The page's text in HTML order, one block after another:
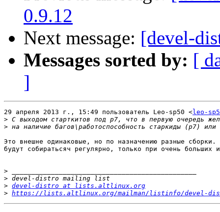
0.9.12
Next message: [devel-
Messages sorted by: [
]
29 апреля 2013 г., 15:49 пользователь Leo-sp50 <leo-
>
>
Это внешне одинаковые, но по назначению разные сборки.
будут собиратьсяч регулярно, только при очень больших
>
>
> devel-distro at lists.altlinux.org
> https://lists.altlinux.org/mailman/listinfo/devel-